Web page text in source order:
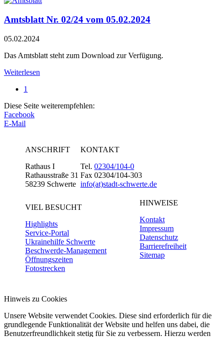
Amtsblatt Nr. 02/24 vom 05.02.2024
05.02.2024
Das Amtsblatt steht zum Download zur Verfügung.
Weiterlesen
1
Diese Seite weiterempfehlen:
Facebook
E-Mail
ANSCHRIFT
Rathaus I
Rathausstraße 31
58239 Schwerte
KONTAKT
Tel. 02304/104-0
Fax 02304/104-303
info(at)stadt-schwerte.de
VIEL BESUCHT
Highlights
Service-Portal
Ukrainehilfe Schwerte
Beschwerde-Management
Öffnungszeiten
Fotostrecken
HINWEISE
Kontakt
Impressum
Datenschutz
Barrierefreiheit
Sitemap
Hinweis zu Cookies
Unsere Website verwendet Cookies. Diese sind erforderlich für die
grundlegende Funktionalität der Website und helfen uns dabei, die
Benutzerfreundlichkeit stetig für Sie zu verbessern. Hierzu werden